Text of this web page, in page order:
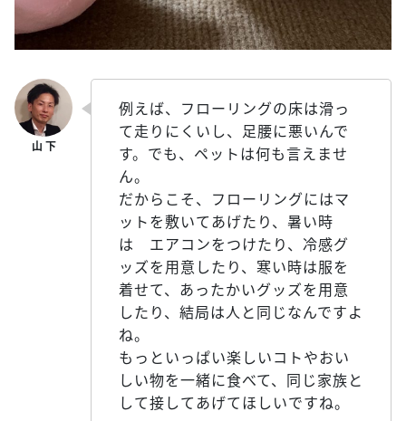
例えば、フローリングの床は滑っ
て走りにくいし、足腰に悪いんで
す。でも、ペットは何も言えませ
ん。
だからこそ、フローリングにはマ
ットを敷いてあげたり、暑い時
は エアコンをつけたり、冷感グ
ッズを用意したり、寒い時は服を
着せて、あったかいグッズを用意
したり、結局は人と同じなんですよ
ね。
もっといっぱい楽しいコトやおい
しい物を一緒に食べて、同じ家族と
して接してあげてほしいですね。